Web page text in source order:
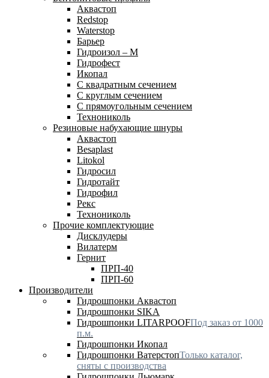
Аквастоп
Redstop
Waterstop
Барьер
Гидроизол – М
Гидрофест
Икопал
С квадратным сечением
С круглым сечением
С прямоугольным сечением
Технониколь
Резиновые набухающие шнуры
Аквастоп
Besaplast
Litokol
Гидросил
Гидротайт
Гидрофил
Рекс
Технониколь
Прочие комплектующие
Дисклудеры
Вилатерм
Гернит
ПРП-40
ПРП-60
Производители
Гидрошпонки Аквастоп
Гидрошпонки SIKA
Гидрошпонки LITARPOOFПод заказ от 1000
п.м.
Гидрошпонки Икопал
Гидрошпонки ВатерстопТолько каталог,
сняты с производства